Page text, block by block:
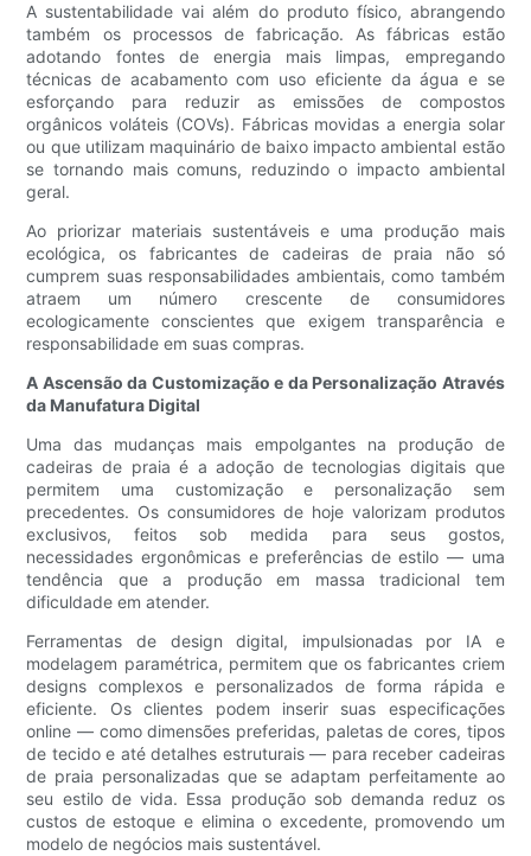
A sustentabilidade vai além do produto físico, abrangendo
também os processos de fabricação. As fábricas estão
adotando fontes de energia mais limpas, empregando
técnicas de acabamento com uso eficiente da água e se
esforçando para reduzir as emissões de compostos
orgânicos voláteis (COVs). Fábricas movidas a energia solar
ou que utilizam maquinário de baixo impacto ambiental estão
se tornando mais comuns, reduzindo o impacto ambiental
geral.
Ao priorizar materiais sustentáveis ​​e uma produção mais
ecológica, os fabricantes de cadeiras de praia não só
cumprem suas responsabilidades ambientais, como também
atraem um número crescente de consumidores
ecologicamente conscientes que exigem transparência e
responsabilidade em suas compras.
A Ascensão da Customização e da Personalização Através
da Manufatura Digital
Uma das mudanças mais empolgantes na produção de
cadeiras de praia é a adoção de tecnologias digitais que
permitem uma customização e personalização sem
precedentes. Os consumidores de hoje valorizam produtos
exclusivos, feitos sob medida para seus gostos,
necessidades ergonômicas e preferências de estilo — uma
tendência que a produção em massa tradicional tem
dificuldade em atender.
Ferramentas de design digital, impulsionadas por IA e
modelagem paramétrica, permitem que os fabricantes criem
designs complexos e personalizados de forma rápida e
eficiente. Os clientes podem inserir suas especificações
online — como dimensões preferidas, paletas de cores, tipos
de tecido e até detalhes estruturais — para receber cadeiras
de praia personalizadas que se adaptam perfeitamente ao
seu estilo de vida. Essa produção sob demanda reduz os
custos de estoque e elimina o excedente, promovendo um
modelo de negócios mais sustentável.